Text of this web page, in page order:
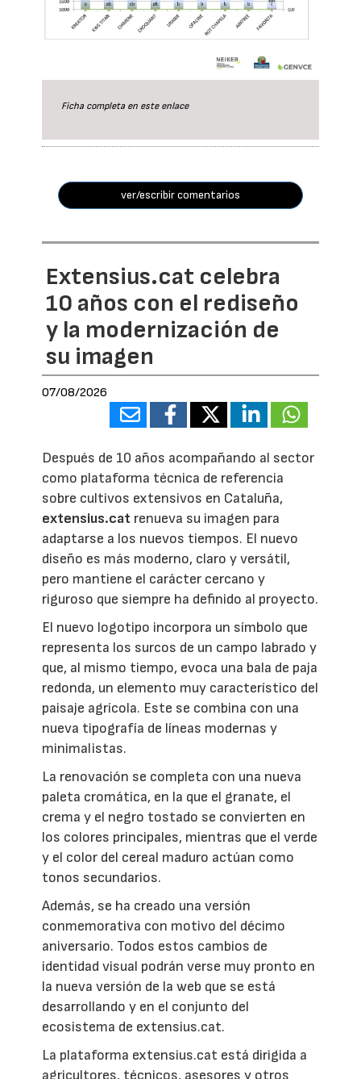
Ficha completa en este enlace
ver/escribir comentarios
Extensius.cat celebra
10 años con el rediseño
y la modernización de
su imagen
07/08/2026
Después de 10 años acompañando al sector
como plataforma técnica de referencia
sobre cultivos extensivos en Cataluña,
extensius.cat renueva su imagen para
adaptarse a los nuevos tiempos. El nuevo
diseño es más moderno, claro y versátil,
pero mantiene el carácter cercano y
riguroso que siempre ha definido al proyecto.
El nuevo logotipo incorpora un símbolo que
representa los surcos de un campo labrado y
que, al mismo tiempo, evoca una bala de paja
redonda, un elemento muy característico del
paisaje agrícola. Este se combina con una
nueva tipografía de líneas modernas y
minimalistas.
La renovación se completa con una nueva
paleta cromática, en la que el granate, el
crema y el negro tostado se convierten en
los colores principales, mientras que el verde
y el color del cereal maduro actúan como
tonos secundarios.
Además, se ha creado una versión
conmemorativa con motivo del décimo
aniversario. Todos estos cambios de
identidad visual podrán verse muy pronto en
la nueva versión de la web que se está
desarrollando y en el conjunto del
ecosistema de extensius.cat.
La plataforma extensius.cat está dirigida a
agricultores, técnicos, asesores y otros